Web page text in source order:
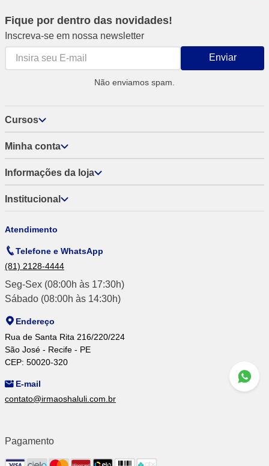
Fique por dentro das novidades!
Inscreva-se em nossa newsletter
Enviar
Não enviamos spam.
Cursos
Minha conta
Informações da loja
Institucional
Atendimento
Telefone e WhatsApp
(81) 2128-4444
Seg-Sex (08:00h às 17:30h)
Sábado (08:00h às 14:30h)
Endereço
Rua de Santa Rita 216/220/224
São José - Recife - PE
CEP: 50020-320
E-mail
contato@irmaoshaluli.com.br
Pagamento